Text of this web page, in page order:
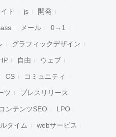
ト js 開発
メール 0→1
グラフィックデザイン
自由 ウェブ
CS コミュニティ
ツ プレスリリース
コンテンツSEO LPO
タイム webサービス